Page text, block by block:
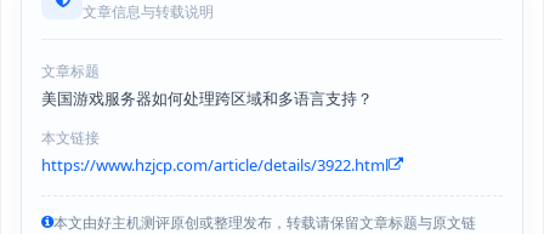
文章信息与转载说明
文章标题
美国游戏服务器如何处理跨区域和多语言支持？
本文链接
https://www.hzjcp.com/article/details/3922.html
本文由好主机测评原创或整理发布，转载请保留文章标题与原文链